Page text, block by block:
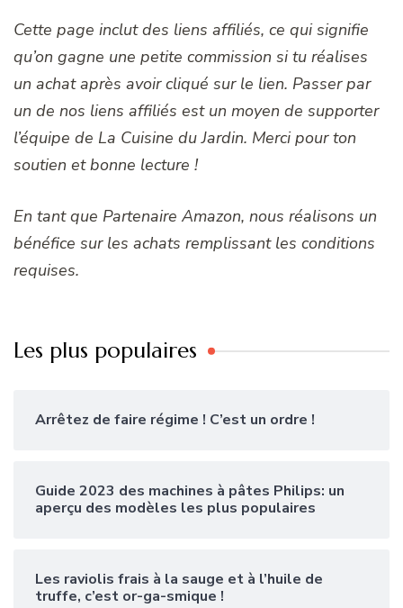
Cette page inclut des liens affiliés, ce qui signifie
qu’on gagne une petite commission si tu réalises
un achat après avoir cliqué sur le lien. Passer par
un de nos liens affiliés est un moyen de supporter
l’équipe de La Cuisine du Jardin. Merci pour ton
soutien et bonne lecture !
En tant que Partenaire Amazon, nous réalisons un
bénéfice sur les achats remplissant les conditions
requises.
Les plus populaires
Arrêtez de faire régime ! C’est un ordre !
Guide 2023 des machines à pâtes Philips: un
aperçu des modèles les plus populaires
Les raviolis frais à la sauge et à l’huile de
truffe, c’est or-ga-smique !